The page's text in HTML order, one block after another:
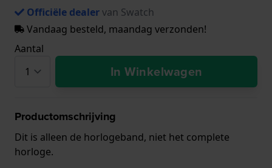
Officiële dealervan Swatch
Vandaag besteld, maandag verzonden!
Aantal
In Winkelwagen
Productomschrijving
Dit is alleen de horlogeband, niet het complete
horloge.